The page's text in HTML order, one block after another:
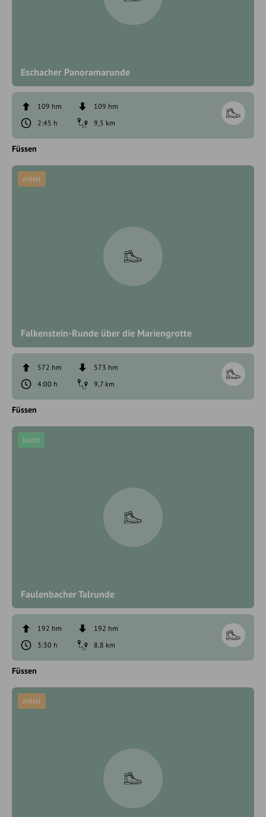
Eschacher Panoramarunde
109 hm
109 hm
2:45 h
9,5 km
Füssen
Falkenstein-Runde über die Mariengrotte
mittel
572 hm
573 hm
4:00 h
9,7 km
Füssen
Faulenbacher Talrunde
leicht
192 hm
192 hm
3:30 h
8,8 km
Füssen
mittel